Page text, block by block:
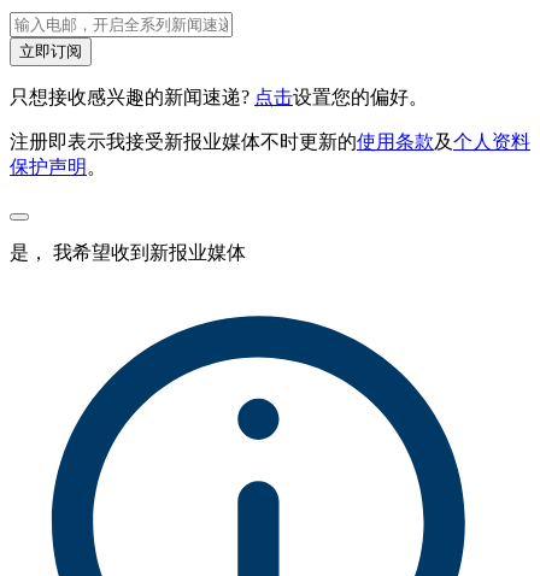
立即订阅
只想接收感兴趣的新闻速递? 点击设置您的偏好。
注册即表示我接受新报业媒体不时更新的使用条款及个人资料
保护声明 。
是， 我希望收到新报业媒体